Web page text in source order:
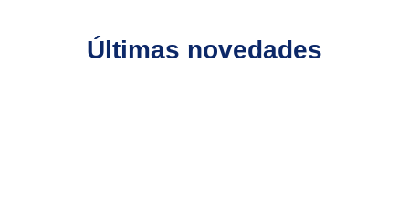
Últimas novedades